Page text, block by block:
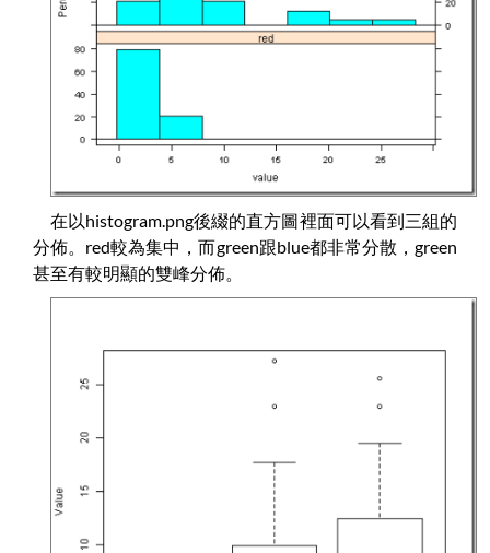
在以histogram.png後綴的直方圖裡面可以看到三組的
分佈。red較為集中，而green跟blue都非常分散，green
甚至有較明顯的雙峰分佈。